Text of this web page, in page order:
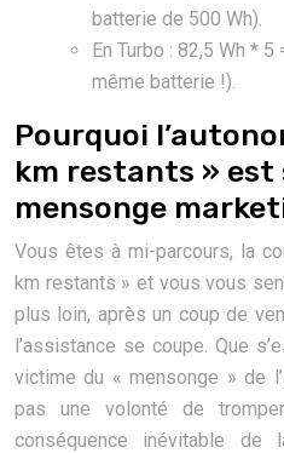
batterie de 500 Wh).
En Turbo : 82,5 Wh *
même batterie !).
Pourquoi
km restants » est
mensonge
Vous êtes à mi-parcours, la
km restants » et vous vous
plus loin, après un coup de
l’assistance se coupe. Que
victime du « mensonge » de
pas une volonté de
conséquence inévitable de